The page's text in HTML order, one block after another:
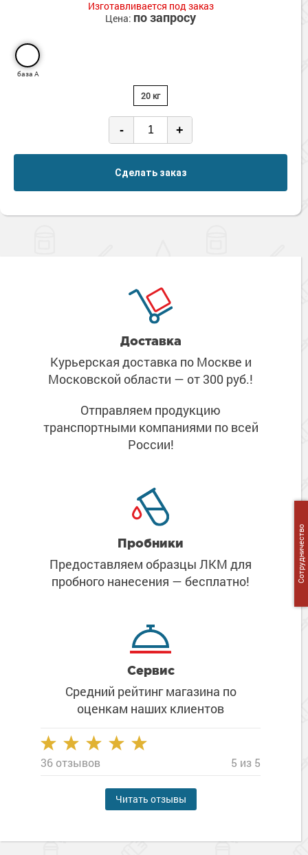
Сопутствующие товары
Морозостойкие краски для металла
Сопутствующие товары
Изготавливается под заказ
Цена: по запросу
база А
20 кг
- +
Сделать заказ
Доставка
Курьерская доставка по Москве и
Московской области — от 300 руб.!
Отправляем продукцию
транспортными компаниями по всей
России!
Пробники
Предоставляем образцы ЛКМ для
пробного нанесения — бесплатно!
Сервис
Средний рейтинг магазина по
оценкам наших клиентов
36 отзывов 5 из 5
Читать отзывы
Сотрудничество